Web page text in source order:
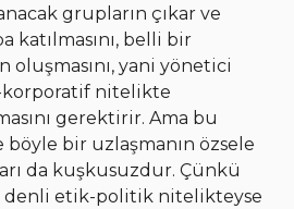
grupların çıkar ve
katılmasını, belli bir
oluşmasını, yani yönetici
nitelikte
gerektirir. Ama bu
bir uzlaşmanın özsele
da kuşkusuzdur. Çünkü
denli etik-politik nitelikteyse